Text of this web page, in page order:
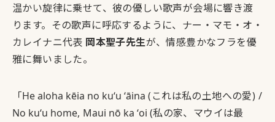
温かい旋律に乗せて、彼の優しい歌声が会場に響き渡
ります。その歌声に呼応するように、ナー・マモ・オ・
カレイナニ代表 岡本聖子先生が、情感豊かなフラを優
雅に舞いました。
「He aloha kēia no kuʻu ʻāina(これは私の土地への愛) /
No kuʻu home, Maui nō ka ʻoi (私の家、マウイは最